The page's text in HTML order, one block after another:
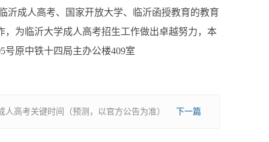
沂成人高考、国家开放大学、临沂函授教育的教育
为临沂大学成人高考招生工作做出卓越努力，本
原中铁十四局主办公楼409室
人高考关键时间（预测，以官方公告为准） 下一篇